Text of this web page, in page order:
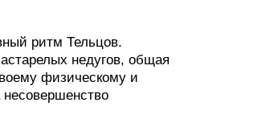
ритм Тельцов.
недугов, общая
физическому и